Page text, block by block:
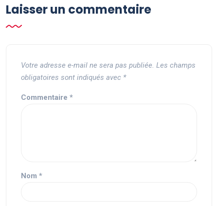
Laisser un commentaire
Votre adresse e-mail ne sera pas publiée. Les champs
obligatoires sont indiqués avec *
Commentaire *
Nom *